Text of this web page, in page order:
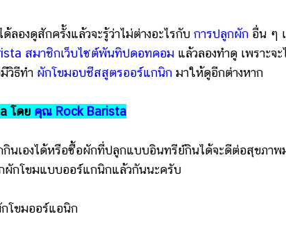
ด้ลองดูสักครั้งแล้วจะรู้ว่าไม่ต่างอะไรกับ การปลูกผัก อื่น ๆ
สมาชิกเว็บไซต์พันทิปดอทคอม แล้วลองทำดู เพราะจะ
วิธีทำ ผักโขมอบชีสสูตรออร์แกนิก มาให้ดูอีกต่างหาก
โดย คุณ Rock Barista
องได้หรือซื้อผักที่ปลูกแบบอินทรีย์กินได้จะดีต่อสุขภาพ
ผักโขมแบบออร์แกนิกแล้วกันนะครับ